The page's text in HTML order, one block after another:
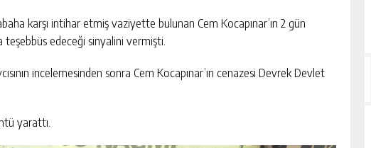
karşı intihar etmiş vaziyette bulunan Cem Kocapınar’ın 2 gün
edeceği sinyalini vermişti.
incelemesinden sonra Cem Kocapınar’ın cenazesi Devrek Devlet
yarattı.